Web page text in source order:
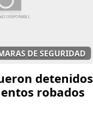
DE SEGURIDAD
detenidos
robados